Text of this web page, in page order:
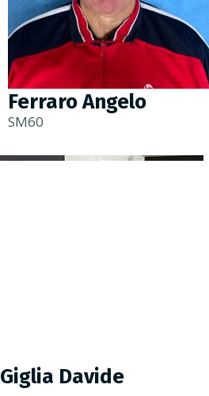
Ferraro Angelo
SM60
Giglia Davide